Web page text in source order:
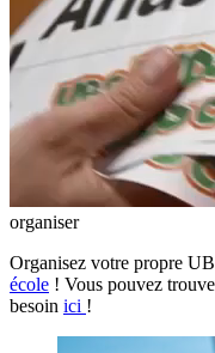
organiser
Organisez votre propre
école ! Vous pouvez
besoin ici !